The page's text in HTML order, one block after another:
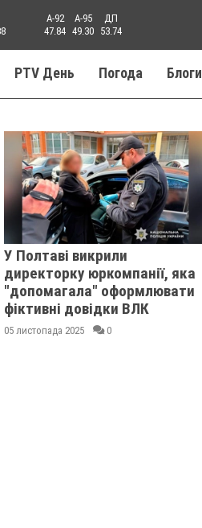
A-92
47.84
A-95
49.30
ДП
53.74
PTV День Погода Блоги
У Полтаві викрили
директорку юркомпанії, яка
"допомагала" оформлювати
фіктивні довідки ВЛК
05 листопада 2025 0